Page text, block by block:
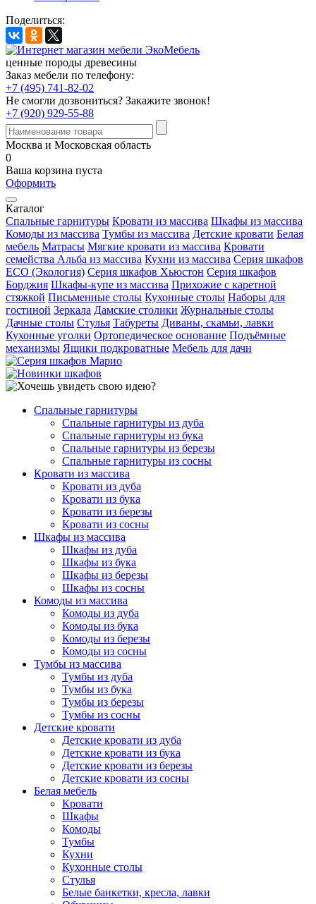
Поделиться:
ценные породы древесины
Заказ мебели по телефону:
+7 (495) 741-82-02
Не смогли дозвониться? Закажите звонок!
+7 (920) 929-55-88
Москва и Московская область
0
Ваша корзина пуста
Оформить
Каталог
Спальные гарнитуры Кровати из массива Шкафы из массива
Комоды из массива Тумбы из массива Детские кровати Белая
мебель Матрасы Мягкие кровати из массива Кровати
семейства Альба из массива Кухни из массива Серия шкафов
ECO (Экология) Серия шкафов Хьюстон Серия шкафов
Борджия Шкафы-купе из массива Прихожие с каретной
стяжкой Письменные столы Кухонные столы Наборы для
гостиной Зеркала Дамские столики Журнальные столы
Дачные столы Стулья Табуреты Диваны, скамьи, лавки
Кухонные уголки Ортопедическое основание Подъёмные
механизмы Ящики подкроватные Мебель для дачи
Спальные гарнитуры
Спальные гарнитуры из дуба
Спальные гарнитуры из бука
Спальные гарнитуры из березы
Спальные гарнитуры из сосны
Кровати из массива
Кровати из дуба
Кровати из бука
Кровати из березы
Кровати из сосны
Шкафы из массива
Шкафы из дуба
Шкафы из бука
Шкафы из березы
Шкафы из сосны
Комоды из массива
Комоды из дуба
Комоды из бука
Комоды из березы
Комоды из сосны
Тумбы из массива
Тумбы из дуба
Тумбы из бука
Тумбы из березы
Тумбы из сосны
Детские кровати
Детские кровати из дуба
Детские кровати из бука
Детские кровати из березы
Детские кровати из сосны
Белая мебель
Кровати
Шкафы
Комоды
Тумбы
Кухни
Кухонные столы
Стулья
Белые банкетки, кресла, лавки